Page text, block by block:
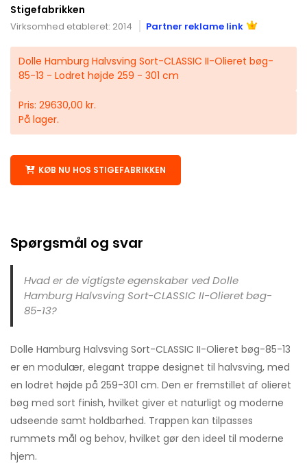
Stigefabrikken
Virksomhed etableret: 2014 Partner reklame link
Dolle Hamburg Halvsving Sort-CLASSIC II-Olieret bøg-
85-13 - Lodret højde 259 - 301 cm
Pris: 29630,00 kr.
På lager.
KØB NU HOS STIGEFABRIKKEN
Spørgsmål og svar
Hvad er de vigtigste egenskaber ved Dolle
Hamburg Halvsving Sort-CLASSIC II-Olieret bøg-
85-13?
Dolle Hamburg Halvsving Sort-CLASSIC II-Olieret bøg-85-13
er en modulær, elegant trappe designet til halvsving, med
en lodret højde på 259-301 cm. Den er fremstillet af olieret
bøg med sort finish, hvilket giver et naturligt og moderne
udseende samt holdbarhed. Trappen kan tilpasses
rummets mål og behov, hvilket gør den ideel til moderne
hjem.